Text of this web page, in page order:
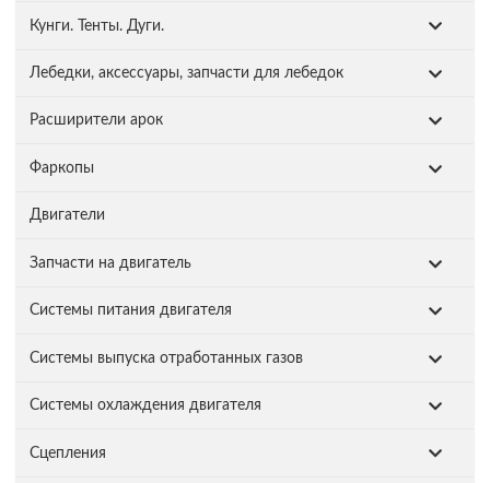
Кунги. Тенты. Дуги.
Лебедки, аксессуары, запчасти для лебедок
Расширители арок
Фаркопы
Двигатели
Запчасти на двигатель
Системы питания двигателя
Системы выпуска отработанных газов
Системы охлаждения двигателя
Сцепления